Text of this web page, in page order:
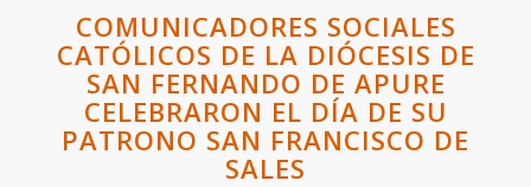
COMUNICADORES SOCIALES
CATÓLICOS DE LA DIÓCESIS DE
SAN FERNANDO DE APURE
CELEBRARON EL DÍA DE SU
PATRONO SAN FRANCISCO DE
SALES